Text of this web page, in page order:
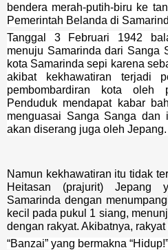
bendera merah-putih-biru ke
Pemerintah Belanda di
Tanggal 3 Februari 1942
menuju Samarinda dari Sanga
kota Samarinda sepi karena
akibat kekhawatiran terjadi
pembombardiran kota oleh
Penduduk mendapat kabar
menguasai Sanga Sanga dan
akan diserang juga oleh Jepang.
Namun kekhawatiran itu tidak
Heitasan (prajurit) Jepang
Samarinda dengan
kecil pada pukul 1 siang,
dengan rakyat. Akibatnya,
“Banzai” yang bermakna